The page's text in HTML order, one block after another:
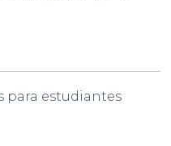
para estudiantes